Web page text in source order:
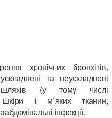
хронічних бронхітів,
та неускладнені
шляхів (у тому числі
шкіри і м`яких тканин,
інфекції.